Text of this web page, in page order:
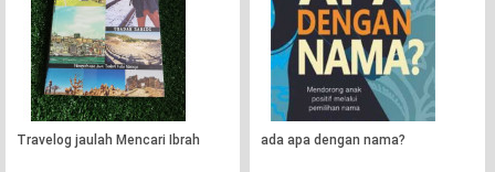
Travelog jaulah Mencari Ibrah ada apa dengan nama?